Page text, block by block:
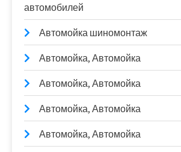
автомобилей
Автомойка шиномонтаж
Автомойка, Автомойка
Автомойка, Автомойка
Автомойка, Автомойка
Автомойка, Автомойка